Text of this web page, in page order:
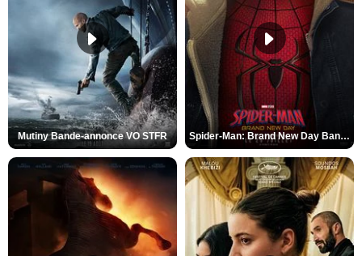
Mutiny Bande-annonce VO STFR Spider-Man: Brand New Day Bande-annonce VO STFR